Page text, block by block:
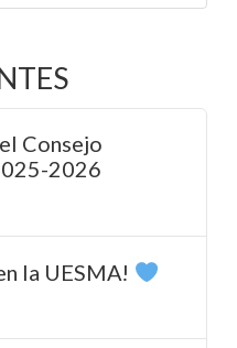
Consejo
2026
la UESMA!